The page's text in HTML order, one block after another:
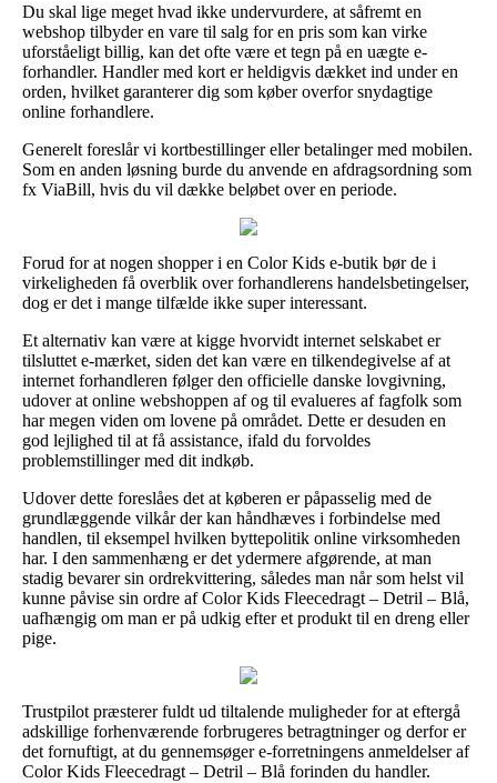
Du skal lige meget hvad ikke undervurdere, at såfremt en
webshop tilbyder en vare til salg for en pris som kan virke
uforståeligt billig, kan det ofte være et tegn på en uægte e-
forhandler. Handler med kort er heldigvis dækket ind under en
orden, hvilket garanterer dig som køber overfor snydagtige
online forhandlere.
Generelt foreslår vi kortbestillinger eller betalinger med mobilen.
Som en anden løsning burde du anvende en afdragsordning som
fx ViaBill, hvis du vil dække beløbet over en periode.
Forud for at nogen shopper i en Color Kids e-butik bør de i
virkeligheden få overblik over forhandlerens handelsbetingelser,
dog er det i mange tilfælde ikke super interessant.
Et alternativ kan være at kigge hvorvidt internet selskabet er
tilsluttet e-mærket, siden det kan være en tilkendegivelse af at
internet forhandleren følger den officielle danske lovgivning,
udover at online webshoppen af og til evalueres af fagfolk som
har megen viden om lovene på området. Dette er desuden en
god lejlighed til at få assistance, ifald du forvoldes
problemstillinger med dit indkøb.
Udover dette foreslåes det at køberen er påpasselig med de
grundlæggende vilkår der kan håndhæves i forbindelse med
handlen, til eksempel hvilken byttepolitik online virksomheden
har. I den sammenhæng er det ydermere afgørende, at man
stadig bevarer sin ordrekvittering, således man når som helst vil
kunne påvise sin ordre af Color Kids Fleecedragt – Detril – Blå,
uafhængig om man er på udkig efter et produkt til en dreng eller
pige.
Trustpilot præsterer fuldt ud tiltalende muligheder for at eftergå
adskillige forhenværende forbrugeres betragtninger og derfor er
det fornuftigt, at du gennemsøger e-forretningens anmeldelser af
Color Kids Fleecedragt – Detril – Blå forinden du handler.